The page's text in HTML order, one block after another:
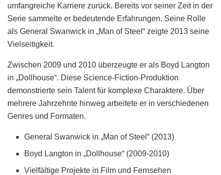
umfangreiche Karriere zurück. Bereits vor seiner Zeit in der
Serie sammelte er bedeutende Erfahrungen. Seine Rolle
als General Swanwick in „Man of Steel“ zeigte 2013 seine
Vielseitigkeit.
Zwischen 2009 und 2010 überzeugte er als Boyd Langton
in „Dollhouse“. Diese Science-Fiction-Produktion
demonstrierte sein Talent für komplexe Charaktere. Über
mehrere Jahrzehnte hinweg arbeitete er in verschiedenen
Genres und Formaten.
General Swanwick in „Man of Steel“ (2013)
Boyd Langton in „Dollhouse“ (2009-2010)
Vielfältige Projekte in Film und Fernsehen